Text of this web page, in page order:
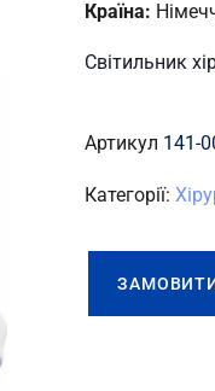
Країна:
Cвітильник
Артикул 141-
Категорії: